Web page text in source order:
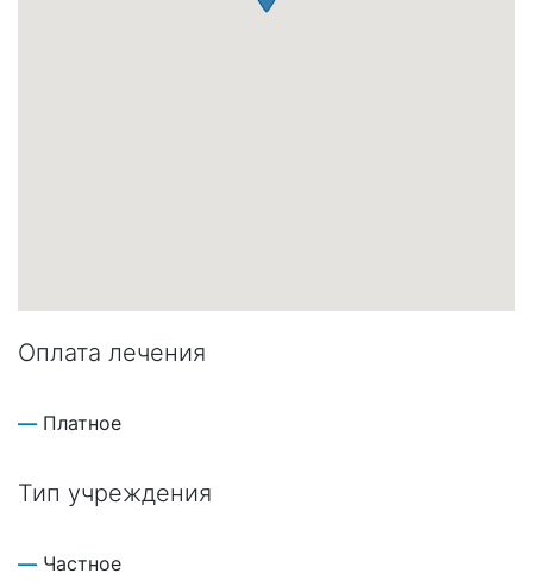
Оплата лечения
Платное
Тип учреждения
Частное